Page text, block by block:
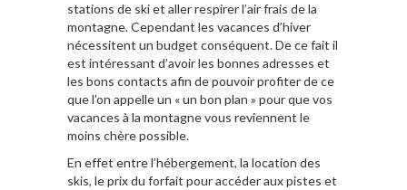
stations de ski et aller respirer l’air frais de la
montagne. Cependant les vacances d’hiver
nécessitent un budget conséquent. De ce fait il
est intéressant d’avoir les bonnes adresses et
les bons contacts afin de pouvoir profiter de ce
que l’on appelle un « un bon plan » pour que vos
vacances à la montagne vous reviennent le
moins chère possible.
En effet entre l’hébergement, la location des
skis, le prix du forfait pour accéder aux pistes et